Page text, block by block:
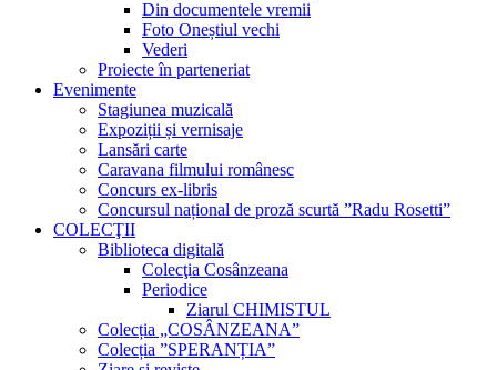
Din documentele vremii
Foto Oneștiul vechi
Vederi
Proiecte în parteneriat
Evenimente
Stagiunea muzicală
Expoziții și vernisaje
Lansări carte
Caravana filmului românesc
Concurs ex-libris
Concursul național de proză scurtă ”Radu Rosetti”
COLECŢII
Biblioteca digitală
Colecţia Cosânzeana
Periodice
Ziarul CHIMISTUL
Colecția „COSÂNZEANA”
Colecția ”SPERANȚIA”